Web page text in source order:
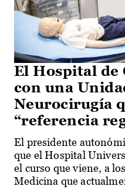
El Hospital de
con una
Neurocirugía
“referencia
El presidente
que el Hospital
el curso que viene, a
Medicina que